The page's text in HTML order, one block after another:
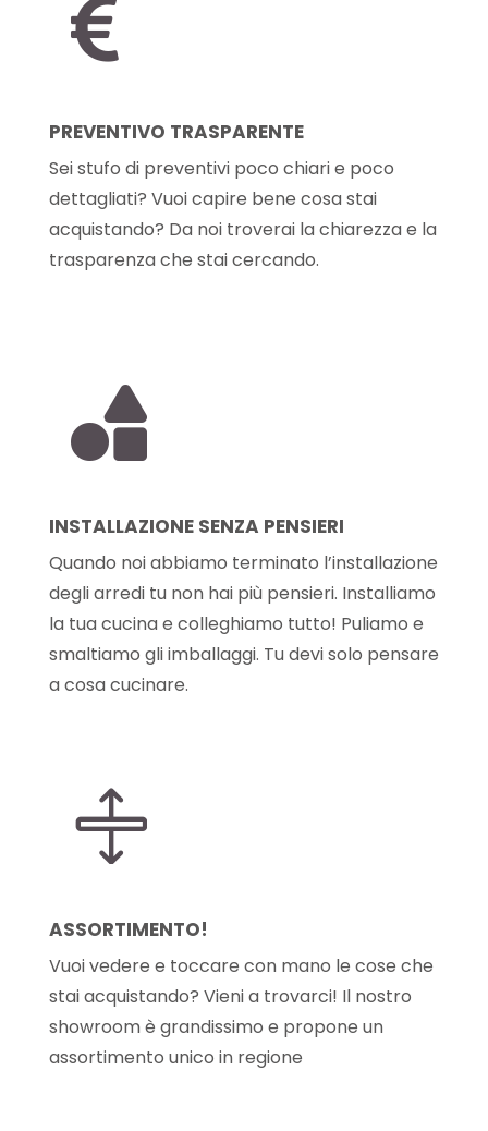

PREVENTIVO TRASPARENTE
Sei stufo di preventivi poco chiari e poco
dettagliati? Vuoi capire bene cosa stai
acquistando? Da noi troverai la chiarezza e la
trasparenza che stai cercando.

INSTALLAZIONE SENZA PENSIERI
Quando noi abbiamo terminato l’installazione
degli arredi tu non hai più pensieri. Installiamo
la tua cucina e colleghiamo tutto! Puliamo e
smaltiamo gli imballaggi. Tu devi solo pensare
a cosa cucinare.

ASSORTIMENTO!
Vuoi vedere e toccare con mano le cose che
stai acquistando? Vieni a trovarci! Il nostro
showroom è grandissimo e propone un
assortimento unico in regione